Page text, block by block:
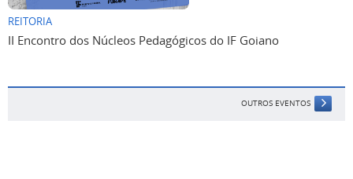
REITORIA
II Encontro dos Núcleos Pedagógicos do IF Goiano
OUTROS EVENTOS